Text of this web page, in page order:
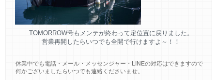
TOMORROW号もメンテが終わって定位置に戻りました。
営業再開したらいつでも全開で行けますよ～！！
休業中でも電話・メール・メッセンジャー・LINEの対応はできますので
何かございましたらいつでも連絡くださいませ。